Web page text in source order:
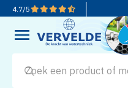
4.7/5